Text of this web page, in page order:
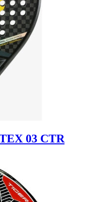
03 CTR